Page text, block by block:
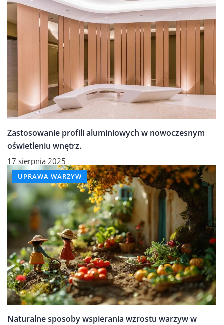
Zastosowanie profili aluminiowych w nowoczesnym
oświetleniu wnętrz.
17 sierpnia 2025
UPRAWA WARZYW
Naturalne sposoby wspierania wzrostu warzyw w